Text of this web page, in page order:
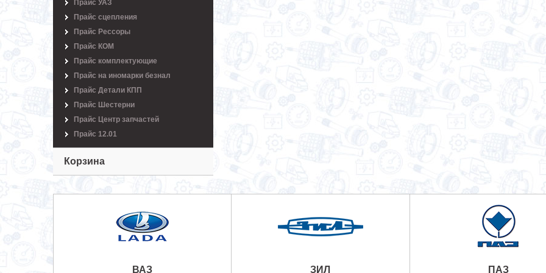
Прайс УАЗ
Прайс сцепления
Прайс Рессоры
Прайс КОМ
Прайс комплектующие
Прайс на иномарки безнал
Прайс Детали КПП
Прайс Шестерни
Прайс Центр запчастей
Прайс 12.01
Корзина
ВАЗ ЗИЛ ПАЗ